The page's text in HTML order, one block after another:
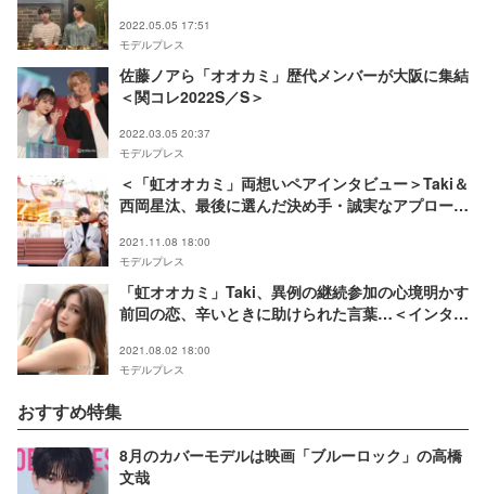
2022.05.05 17:51
モデルプレス
佐藤ノアら「オオカミ」歴代メンバーが大阪に集結
＜関コレ2022S／S＞
2022.03.05 20:37
モデルプレス
＜「虹オオカミ」両想いペアインタビュー＞Taki＆
西岡星汰、最後に選んだ決め手・誠実なアプローチ
かった」
2021.11.08 18:00
モデルプレス
「虹オオカミ」Taki、異例の継続参加の心境明かす
前回の恋、辛いときに助けられた言葉…＜インタビ
2021.08.02 18:00
モデルプレス
おすすめ特集
8月のカバーモデルは映画「ブルーロック」の高橋
文哉